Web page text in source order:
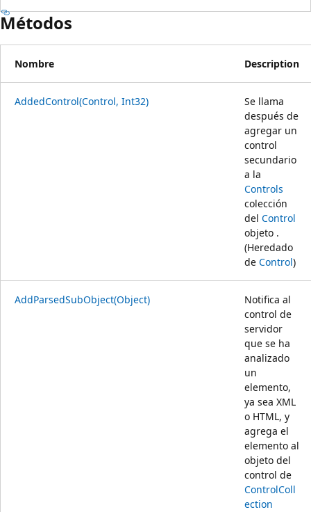
Métodos
Nombre Description
AddedControl(Control, Int32)
Se llama
después de
agregar un
control
secundario
a la
Controls
colección
del Control
objeto .
(Heredado
de Control)
AddParsedSubObject(Object)
Notifica al
control de
servidor
que se ha
analizado
un
elemento,
ya sea XML
o HTML, y
agrega el
elemento al
objeto del
control de
ControlColl
ection